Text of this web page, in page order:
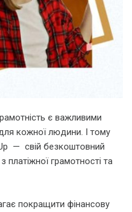
є важливими
кожної людини. І тому
— свій безкоштовний
грамотності та
покращити фінансову